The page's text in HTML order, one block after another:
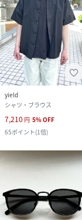
yield
シャツ・ブラウス
7,210 円 5%OFF
65ポイント(1倍)